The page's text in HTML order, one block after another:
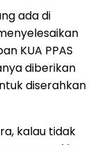
ada di
KUA PPAS
diberikan
diserahkan
kalau tidak